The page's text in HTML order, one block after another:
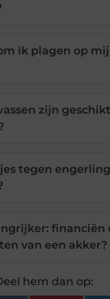
ik plagen op
zijn
tegen
financiën
van een akker?
hem dan op: